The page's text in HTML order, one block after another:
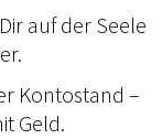
auf der Seele
Kontostand –
Geld.